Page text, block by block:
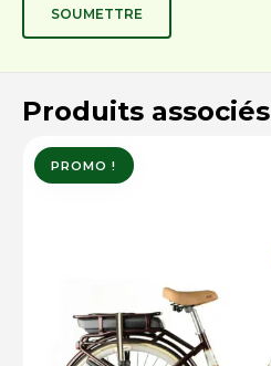
Produits associés
PROMO !